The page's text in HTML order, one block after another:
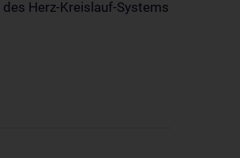
Herz-Kreislauf-Systems